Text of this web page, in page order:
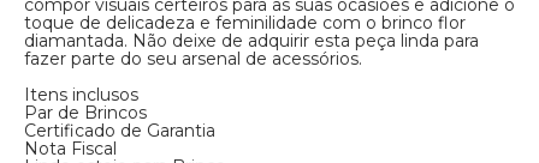
compor visuais certeiros para as suas ocasiões e adicione o
toque de delicadeza e feminilidade com o brinco flor
diamantada. Não deixe de adquirir esta peça linda para
fazer parte do seu arsenal de acessórios.
Itens inclusos
Par de Brincos
Certificado de Garantia
Nota Fiscal